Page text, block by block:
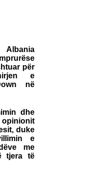
Albania
për
e
në
dhe
duke
e
me
tjera të